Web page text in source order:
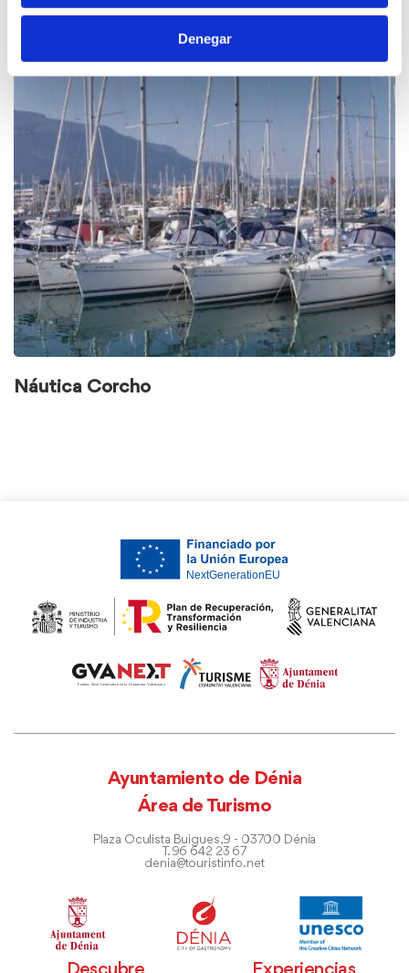
Denegar
Náutica Corcho
Ayuntamiento de Dénia
Área de Turismo
Plaza Oculista Buigues, 9 - 03700 Dénia
T. 96 642 23 67
denia@touristinfo.net